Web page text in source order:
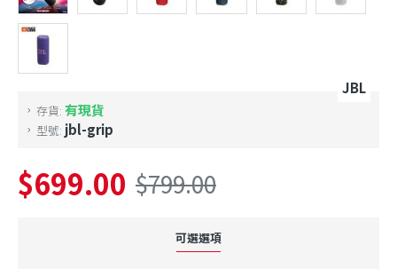
存貨: 有現貨
型號: jbl-grip
JBL
$699.00 $799.00
可選選項